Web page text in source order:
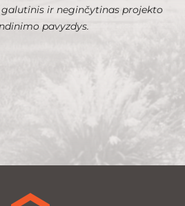
ir neginčytinas projekto
pavyzdys.